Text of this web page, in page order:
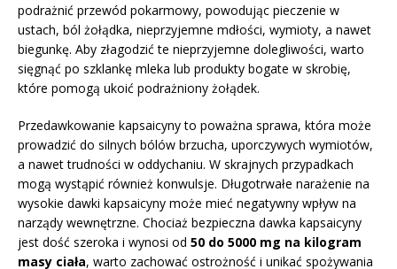
podrażnić przewód pokarmowy, powodując pieczenie w
ustach, ból żołądka, nieprzyjemne mdłości, wymioty, a nawet
biegunkę. Aby złagodzić te nieprzyjemne dolegliwości, warto
sięgnąć po szklankę mleka lub produkty bogate w skrobię,
które pomogą ukoić podrażniony żołądek.
Przedawkowanie kapsaicyny to poważna sprawa, która może
prowadzić do silnych bólów brzucha, uporczywych wymiotów,
a nawet trudności w oddychaniu. W skrajnych przypadkach
mogą wystąpić również konwulsje. Długotrwałe narażenie na
wysokie dawki kapsaicyny może mieć negatywny wpływ na
narządy wewnętrzne. Chociaż bezpieczna dawka kapsaicyny
jest dość szeroka i wynosi od 50 do 5000 mg na kilogram
masy ciała, warto zachować ostrożność i unikać spożywania